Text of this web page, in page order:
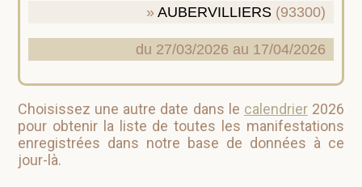
AUBERVILLIERS (93300)
du 27/03/2026 au 17/04/2026
Choisissez une autre date dans le calendrier2026
pour obtenir la liste de toutes les manifestations
enregistrées dans notre base de données à ce
jour-là.